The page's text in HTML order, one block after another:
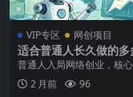
VIP专区 网创项目
适合普通人长久做的多
玩法，机器人自动发送
整套落地玩法带你月入
万
普通人入局网络创业，核
精简取舍，而非贪心包揽
目，专注深耕单一细分赛...
2 月前 96